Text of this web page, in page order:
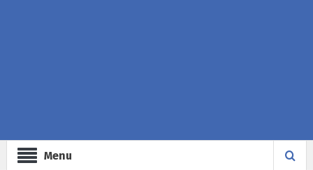
Menu